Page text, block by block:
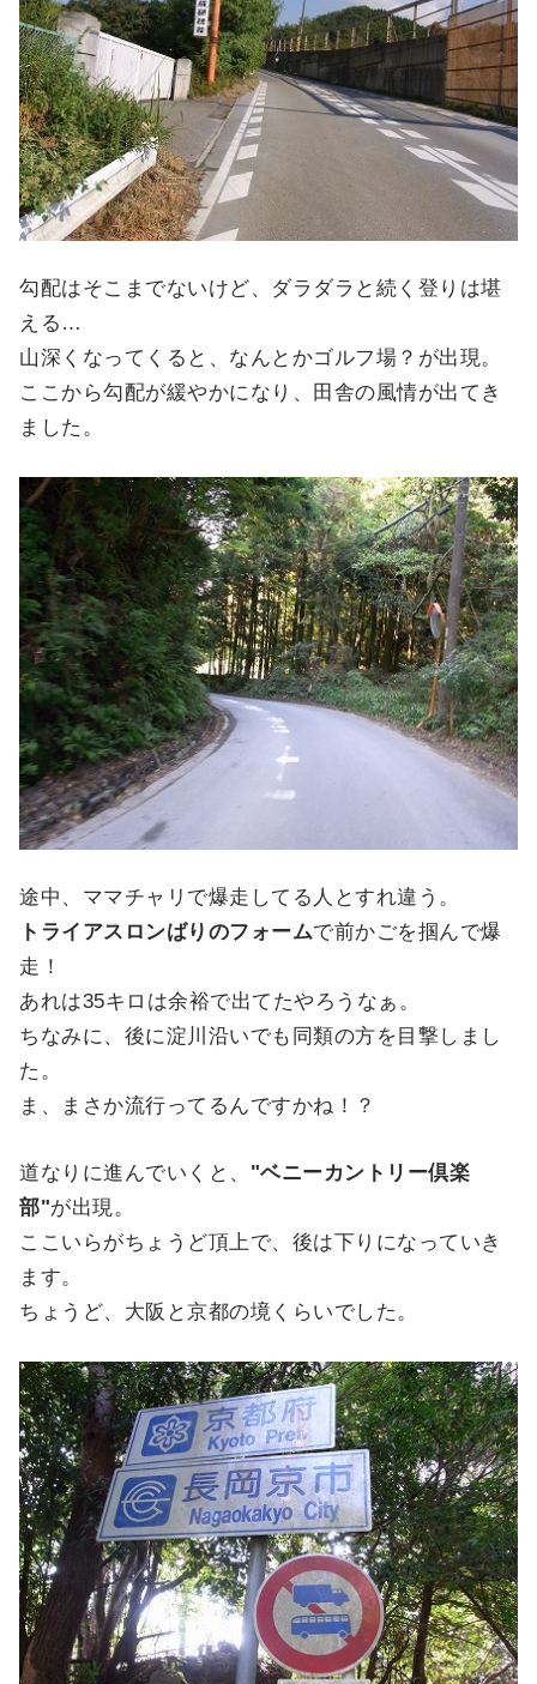
勾配はそこまでないけど、ダラダラと続く登りは堪
える…
山深くなってくると、なんとかゴルフ場？が出現。
ここから勾配が緩やかになり、田舎の風情が出てき
ました。
途中、ママチャリで爆走してる人とすれ違う。
トライアスロンばりのフォームで前かごを掴んで爆
走！
あれは35キロは余裕で出てたやろうなぁ。
ちなみに、後に淀川沿いでも同類の方を目撃しまし
た。
ま、まさか流行ってるんですかね！？
道なりに進んでいくと、 "ベニーカントリー倶楽
部"が出現。
ここいらがちょうど頂上で、後は下りになっていき
ます。
ちょうど、大阪と京都の境くらいでした。